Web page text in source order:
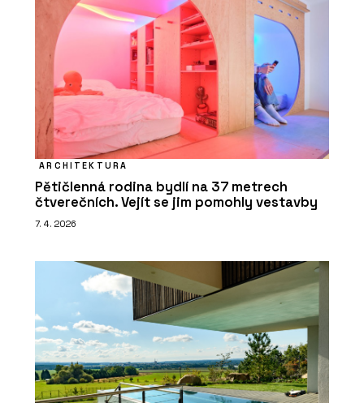
ARCHITEKTURA
Pětičlenná rodina bydlí na 37 metrech
čtverečních. Vejít se jim pomohly vestavby
7. 4. 2026